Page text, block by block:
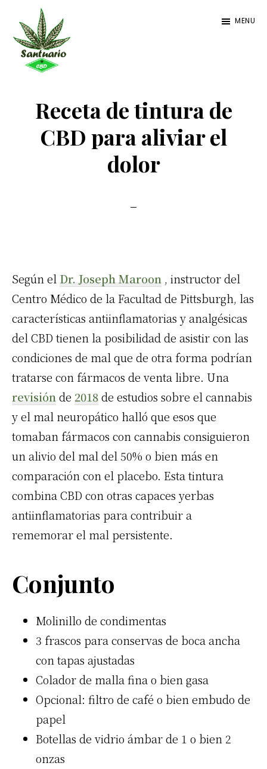
contenido
principal
barra
primaria
MENU
Receta de tintura de
CBD para aliviar el
dolor
Según el Dr. Joseph Maroon , instructor del
Centro Médico de la Facultad de Pittsburgh, las
características antiinflamatorias y analgésicas
delCBD tienen la posibilidad de asistir con las
condiciones de mal que de otra forma podrían
tratarse con fármacos de venta libre. Una
revisiónde 2018de estudios sobre el cannabis
y el mal neuropático halló que esos que
tomaban fármacos con cannabis consiguieron
un alivio del mal del 50% o bien más en
comparación con el placebo. Esta tintura
combinaCBD con otras capaces yerbas
antiinflamatorias para contribuir a
rememorar el mal persistente.
Conjunto
Molinillo de condimentas
3 frascos para conservas de boca ancha
con tapas ajustadas
Colador de malla fina o bien gasa
Opcional: filtro de café o bien embudo de
papel
Botellas de vidrio ámbar de 1 o bien 2
onzas